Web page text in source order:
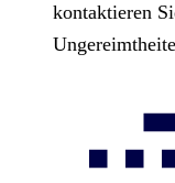
kontaktieren